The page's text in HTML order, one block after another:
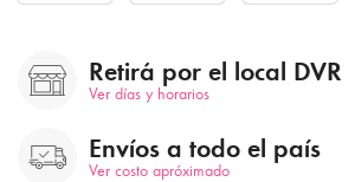
Retirá por el local DVR
Ver días y horarios
Envíos a todo el país
Ver costo apróximado